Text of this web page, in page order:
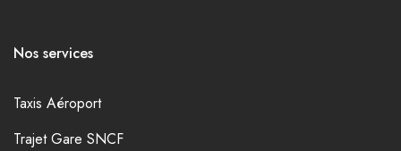
Nos services
Taxis Aéroport
Trajet Gare SNCF